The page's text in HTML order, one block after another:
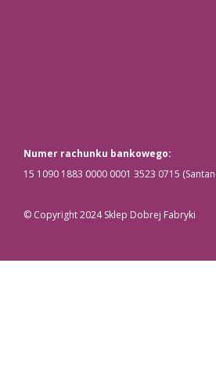
Numer rachunku bankowego:
15 1090 1883 0000 0001 3523 0715
© Copyright 2024 Sklep Dobrej Fabryki